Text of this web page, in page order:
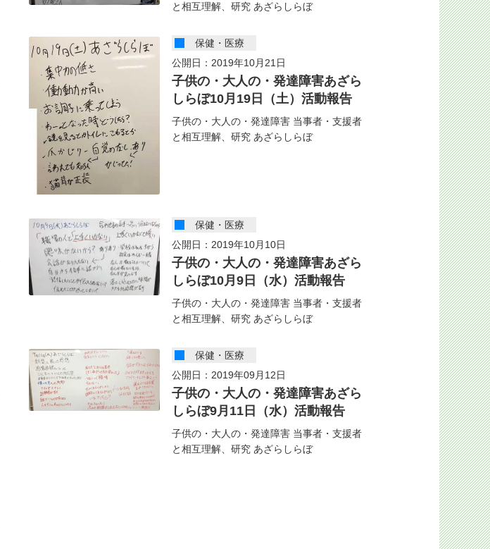
と相互理解、研究 あざらしらぼ
保健・医療
公開日：2019年10月21日
子供の・大人の・発達障害あざら
しらぼ10月19日（土）活動報告
子供の・大人の・発達障害 当事者・支援者
と相互理解、研究 あざらしらぼ
保健・医療
公開日：2019年10月10日
子供の・大人の・発達障害あざら
しらぼ10月9日（水）活動報告
子供の・大人の・発達障害 当事者・支援者
と相互理解、研究 あざらしらぼ
保健・医療
公開日：2019年09月12日
子供の・大人の・発達障害あざら
しらぼ9月11日（水）活動報告
子供の・大人の・発達障害 当事者・支援者
と相互理解、研究 あざらしらぼ